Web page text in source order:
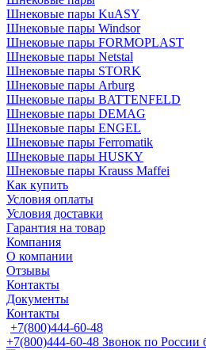
Шнековые пары KuASY
Шнековые пары Windsor
Шнековые пары FORMOPLAST
Шнековые пары Netstal
Шнековые пары STORK
Шнековые пары Arburg
Шнековые пары BATTENFELD
Шнековые пары DEMAG
Шнековые пары ENGEL
Шнековые пары Ferromatik
Шнековые пары HUSKY
Шнековые пары Krauss Maffei
Как купить
Условия оплаты
Условия доставки
Гарантия на товар
Компания
О компании
Отзывы
Контакты
Документы
Контакты
+7(800)444-60-48
+7(800)444-60-48 Звонок по России